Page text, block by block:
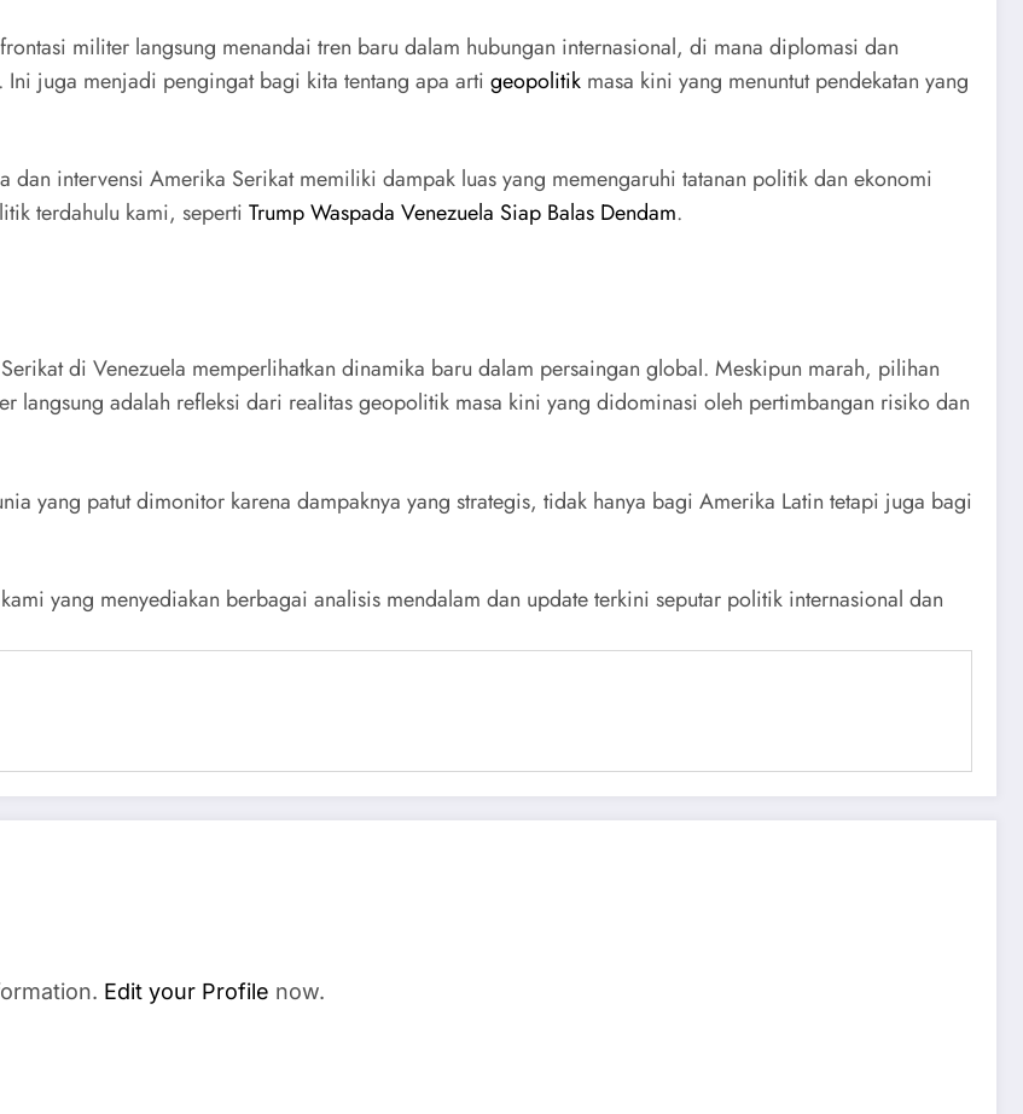
militer langsung menandai tren baru dalam hubungan internasional, di mana diplomasi dan
juga menjadi pengingat bagi kita tentang apa arti geopolitik masa kini yang menuntut pendekatan yang
intervensi Amerika Serikat memiliki dampak luas yang memengaruhi tatanan politik dan ekonomi
terdahulu kami, seperti Trump Waspada Venezuela Siap Balas Dendam.
di Venezuela memperlihatkan dinamika baru dalam persaingan global. Meskipun marah, pilihan
langsung adalah refleksi dari realitas geopolitik masa kini yang didominasi oleh pertimbangan risiko dan
yang patut dimonitor karena dampaknya yang strategis, tidak hanya bagi Amerika Latin tetapi juga bagi
yang menyediakan berbagai analisis mendalam dan update terkini seputar politik internasional dan
Edit your Profile now.